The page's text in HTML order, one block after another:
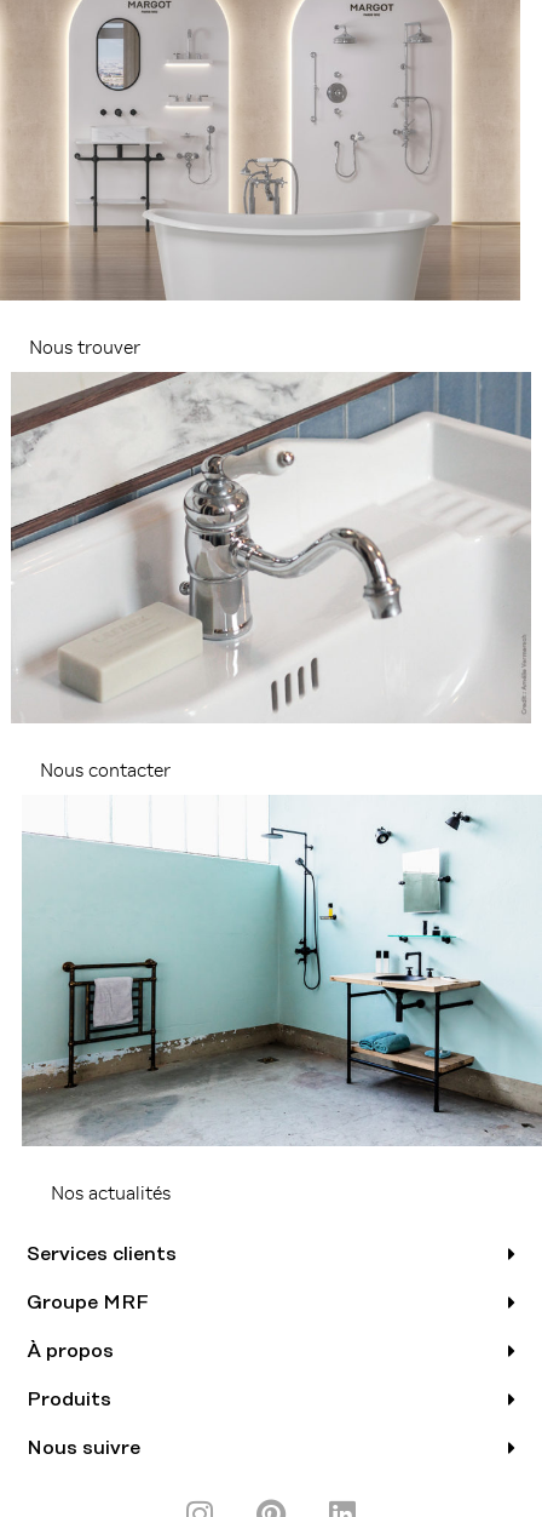
Nous trouver
Nous contacter
Nos actualités
Services clients
Groupe MRF
À propos
Produits
Nous suivre